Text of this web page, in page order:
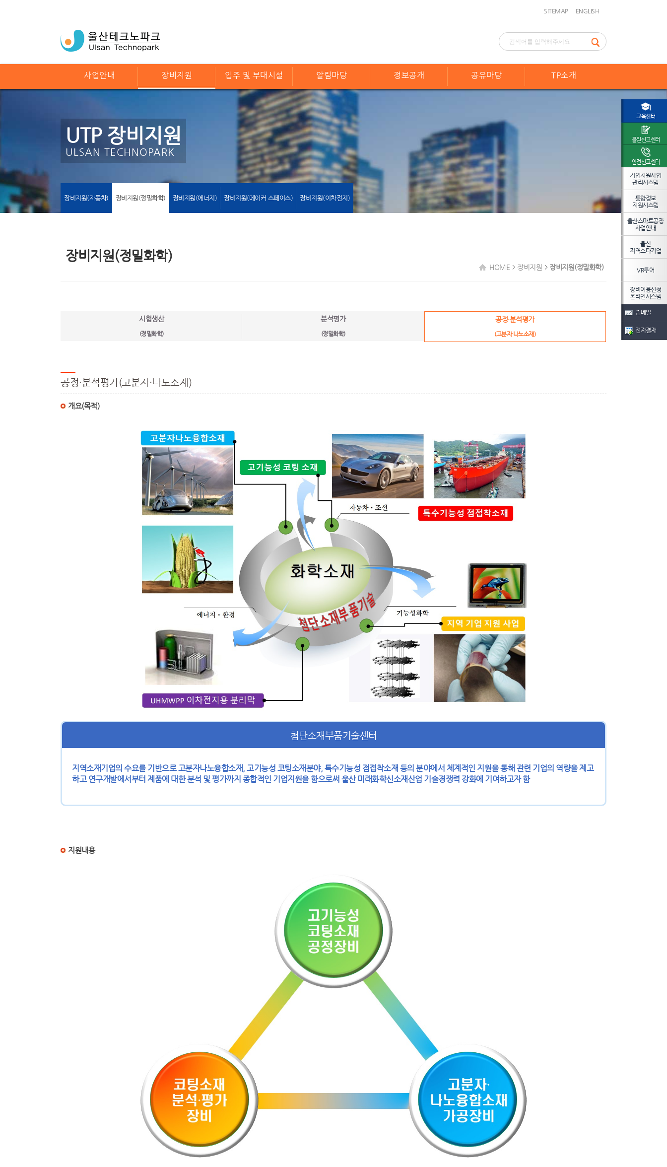
SITEMAP ENGLISH
사업안내 장비지원 입주 및 부대시설 알림마당 정보공개 공유마당 TP소개
UTP 장비지원
ULSAN TECHNOPARK
장비지원(자동차) 장비지원(정밀화학) 장비지원(에너지) 장비지원(메이커 스페이스) 장비지원(이차전지)
장비지원(정밀화학)
HOME 장비지원 장비지원(정밀화학)
시험생산
(정밀화학)
분석평가
(정밀화학)
공정·분석평가
(고분자·나노소재)
공정·분석평가(고분자·나노소재)
개요(목적)
첨단소재부품기술센터
지역소재기업의 수요를 기반으로 고분자나노융합소재, 고기능성 코팅소재분야, 특수기능성 점접착소재 등의 분야에서 체계적인 지원을 통해 관련 기업의 역량을 제고
하고 연구개발에서부터 제품에 대한 분석 및 평가까지 종합적인 기업지원을 함으로써 울산 미래화학신소재산업 기술경쟁력 강화에 기여하고자 함
지원내용
교육센터
클린신고센터
안전신고센터
기업지원사업
관리시스템
통합정보
지원시스템
울산스마트공장
사업안내
울산
지역스타기업
VR투어
장비이용신청
온라인시스템
웹메일
전자결재